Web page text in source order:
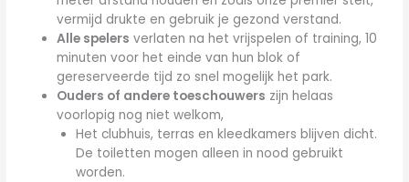
vermijd drukte en gebruik je gezond verstand.
Alle spelers verlaten na het vrijspelen of training, 10
minuten voor het einde van hun blok of
gereserveerde tijd zo snel mogelijk het park.
Ouders of andere toeschouwers zijn helaas
voorlopig nog niet welkom,
Het clubhuis, terras en kleedkamers blijven dicht.
De toiletten mogen alleen in nood gebruikt
worden.